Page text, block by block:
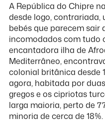
A República do Chipre
desde logo,
bebés que parecem sair
incomodados com tudo
encantadora ilha de
Mediterrâneo,
colonial britânica desde
agora, habitada por
gregos e os cipriotas
larga maioria, perto de
minoria de cerca de 18%.